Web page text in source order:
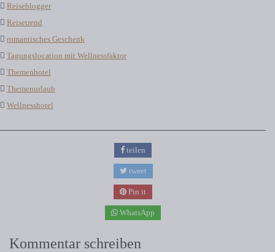
Reiseblogger
Reisetrend
romantisches Geschenk
Tagungslocation mit Wellnessfaktor
Themenhotel
Themenurlaub
Wellnesshotel
teilen
tweet
Pin it
WhatsApp
Kommentar schreiben